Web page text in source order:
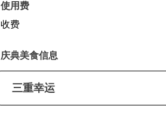
使用费
收费
庆典美食信息
三重幸运